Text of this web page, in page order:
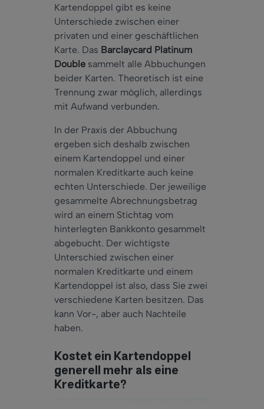
Kartendoppel gibt es keine
Unterschiede zwischen einer
privaten und einer geschäftlichen
Karte. Das Barclaycard Platinum
Double sammelt alle Abbuchungen
beider Karten. Theoretisch ist eine
Trennung zwar möglich, allerdings
mit Aufwand verbunden.
In der Praxis der Abbuchung
ergeben sich deshalb zwischen
einem Kartendoppel und einer
normalen Kreditkarte auch keine
echten Unterschiede. Der jeweilige
gesammelte Abrechnungsbetrag
wird an einem Stichtag vom
hinterlegten Bankkonto gesammelt
abgebucht. Der wichtigste
Unterschied zwischen einer
normalen Kreditkarte und einem
Kartendoppel ist also, dass Sie zwei
verschiedene Karten besitzen. Das
kann Vor-, aber auch Nachteile
haben.
Kostet ein Kartendoppel
generell mehr als eine
Kreditkarte?